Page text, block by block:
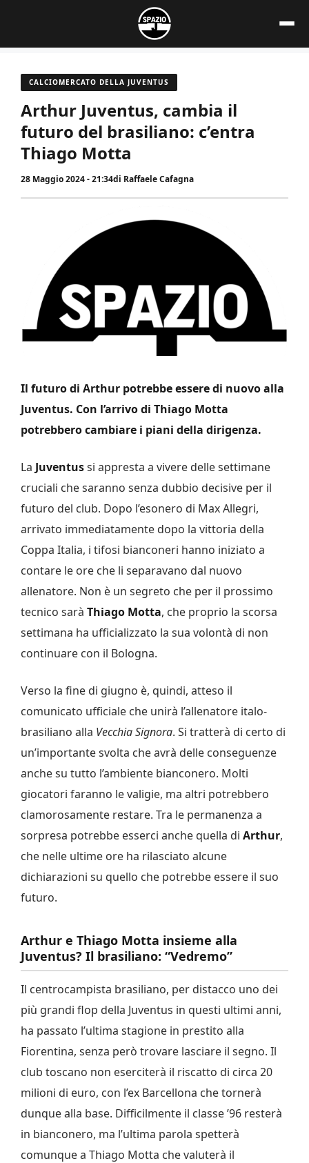
contenuto
CALCIOMERCATO DELLA JUVENTUS
Arthur Juventus, cambia il
futuro del brasiliano: c’entra
Thiago Motta
28 Maggio 2024 - 21:34di Raffaele Cafagna
Il futuro di Arthur potrebbe essere di nuovo alla
Juventus. Con l’arrivo di Thiago Motta
potrebbero cambiare i piani della dirigenza.
La Juventussi appresta a vivere delle settimane
cruciali che saranno senza dubbio decisive per il
futuro del club. Dopo l’esonero di Max Allegri,
arrivato immediatamente dopo la vittoria della
Coppa Italia, i tifosi bianconeri hanno iniziato a
contare le ore che li separavano dal nuovo
allenatore. Non è un segreto che per il prossimo
tecnico sarà Thiago Motta, che proprio la scorsa
settimana ha ufficializzato la sua volontà di non
continuare con il Bologna.
Verso la fine di giugno è, quindi, atteso il
comunicato ufficiale che unirà l’allenatore italo-
brasiliano alla Vecchia Signora. Si tratterà di certo di
un’importante svolta che avrà delle conseguenze
anche su tutto l’ambiente bianconero. Molti
giocatori faranno le valigie, ma altri potrebbero
clamorosamente restare. Tra le permanenza a
sorpresa potrebbe esserci anche quella di Arthur,
che nelle ultime ore ha rilasciato alcune
dichiarazioni su quello che potrebbe essere il suo
futuro.
Arthur e Thiago Motta insieme alla
Juventus? Il brasiliano: “Vedremo”
Il centrocampista brasiliano, per distacco uno dei
più grandi flop della Juventus in questi ultimi anni,
ha passato l’ultima stagione in prestito alla
Fiorentina, senza però trovare lasciare il segno. Il
club toscano non eserciterà il riscatto di circa 20
milioni di euro, con l’ex Barcellona che tornerà
dunque alla base. Difficilmente il classe ’96 resterà
in bianconero, ma l’ultima parola spetterà
comunque a Thiago Motta che valuterà il